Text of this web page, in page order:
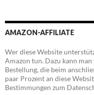
AMAZON-AFFILIATE
Wer diese Website
Amazon tun. Dazu kann
Bestellung, die beim
paar Prozent an diese
Bestimmungen zum